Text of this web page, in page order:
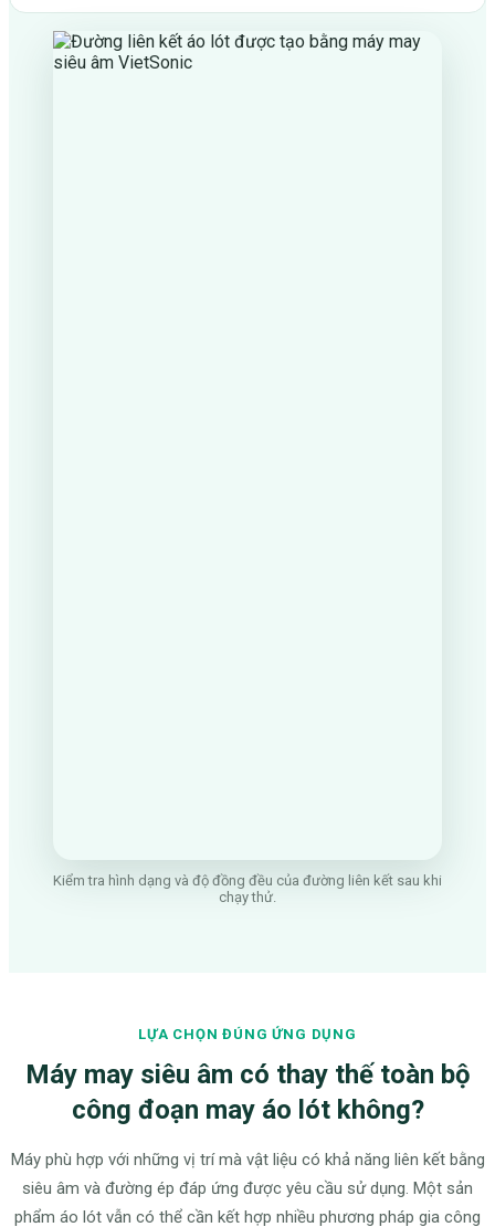
Kiểm tra hình dạng và độ đồng đều của đường liên kết sau khi
chạy thử.
LỰA CHỌN ĐÚNG ỨNG DỤNG
Máy may siêu âm có thay thế toàn bộ
công đoạn may áo lót không?
Máy phù hợp với những vị trí mà vật liệu có khả năng liên kết bằng
siêu âm và đường ép đáp ứng được yêu cầu sử dụng. Một sản
phẩm áo lót vẫn có thể cần kết hợp nhiều phương pháp gia công